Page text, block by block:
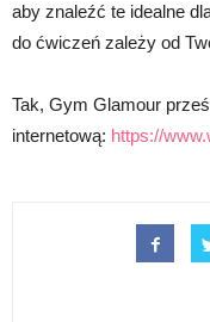
aby znaleźć te idealne
do ćwiczeń zależy od
Tak, Gym Glamour
internetową: https://